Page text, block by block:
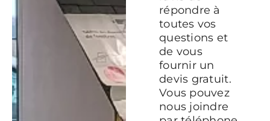
répondre à
toutes vos
questions et
de vous
fournir un
devis gratuit.
Vous pouvez
nous joindre